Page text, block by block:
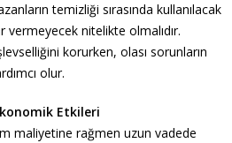
temizliği sırasında kullanılacak
nitelikte olmalıdır.
korurken, olası sorunların
olur.
Etkileri
maliyetine rağmen uzun vadede